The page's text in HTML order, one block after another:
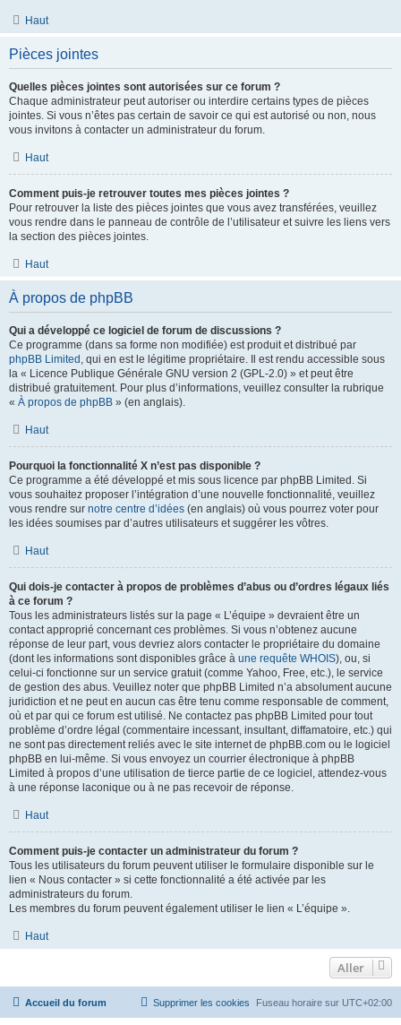
Haut
Pièces jointes
Quelles pièces jointes sont autorisées sur ce forum ?
Chaque administrateur peut autoriser ou interdire certains types de pièces
jointes. Si vous n’êtes pas certain de savoir ce qui est autorisé ou non, nous
vous invitons à contacter un administrateur du forum.
Haut
Comment puis-je retrouver toutes mes pièces jointes ?
Pour retrouver la liste des pièces jointes que vous avez transférées, veuillez
vous rendre dans le panneau de contrôle de l’utilisateur et suivre les liens vers
la section des pièces jointes.
Haut
À propos de phpBB
Qui a développé ce logiciel de forum de discussions ?
Ce programme (dans sa forme non modifiée) est produit et distribué par
phpBB Limited , qui en est le légitime propriétaire. Il est rendu accessible sous
la « Licence Publique Générale GNU version 2 (GPL-2.0) » et peut être
distribué gratuitement. Pour plus d’informations, veuillez consulter la rubrique
« À propos de phpBB » (en anglais).
Haut
Pourquoi la fonctionnalité X n’est pas disponible ?
Ce programme a été développé et mis sous licence par phpBB Limited. Si
vous souhaitez proposer l’intégration d’une nouvelle fonctionnalité, veuillez
vous rendre sur notre centre d’idées (en anglais) où vous pourrez voter pour
les idées soumises par d’autres utilisateurs et suggérer les vôtres.
Haut
Qui dois-je contacter à propos de problèmes d’abus ou d’ordres légaux liés
à ce forum ?
Tous les administrateurs listés sur la page « L’équipe » devraient être un
contact approprié concernant ces problèmes. Si vous n’obtenez aucune
réponse de leur part, vous devriez alors contacter le propriétaire du domaine
(dont les informations sont disponibles grâce à une requête WHOIS), ou, si
celui-ci fonctionne sur un service gratuit (comme Yahoo, Free, etc.), le service
de gestion des abus. Veuillez noter que phpBB Limited n’a absolument aucune
juridiction et ne peut en aucun cas être tenu comme responsable de comment,
où et par qui ce forum est utilisé. Ne contactez pas phpBB Limited pour tout
problème d’ordre légal (commentaire incessant, insultant, diffamatoire, etc.) qui
ne sont pas directement reliés avec le site internet de phpBB.com ou le logiciel
phpBB en lui-même. Si vous envoyez un courrier électronique à phpBB
Limited à propos d’une utilisation de tierce partie de ce logiciel, attendez-vous
à une réponse laconique ou à ne pas recevoir de réponse.
Haut
Comment puis-je contacter un administrateur du forum ?
Tous les utilisateurs du forum peuvent utiliser le formulaire disponible sur le
lien « Nous contacter » si cette fonctionnalité a été activée par les
administrateurs du forum.
Les membres du forum peuvent également utiliser le lien « L’équipe ».
Haut
Aller
Accueil du forum Fuseau horaire sur UTC+02:00
Supprimer les cookies